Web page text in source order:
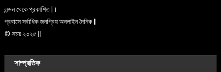
লন্ডন থেকে প্রকাশিত |।
প্রবাসে সর্বাধিক জনপ্রিয় অনলাইন দৈনিক ||
© সময় ২০২৫ ||
সাম্প্রতিক